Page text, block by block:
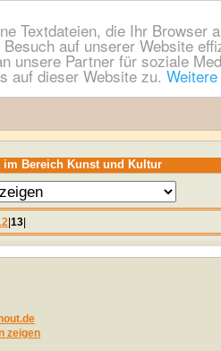
Textdateien, die Ihr
auf unserer Website
unsere Partner für soziale
auf dieser Website zu.
im Bereich Kunst und Kultur
|13
zeigen